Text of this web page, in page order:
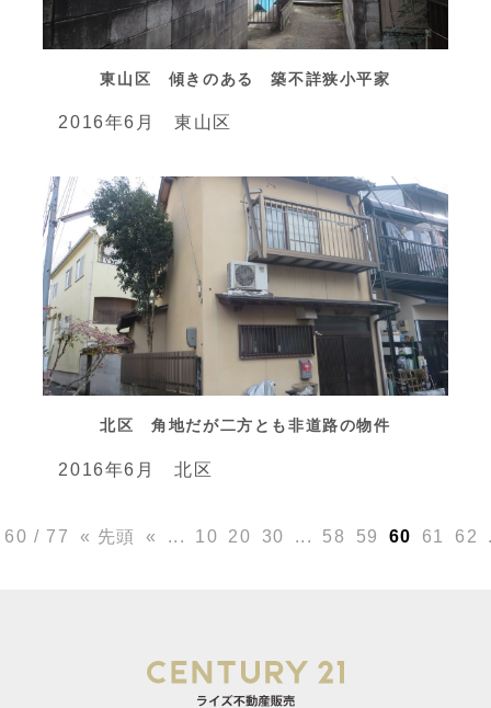
東山区 傾きのある 築不詳狭小平家
2016年6月 東山区
北区 角地だが二方とも非道路の物件
2016年6月 北区
60 / 77 « 先頭 « ... 10 20 30 ... 58 59 60 61 62